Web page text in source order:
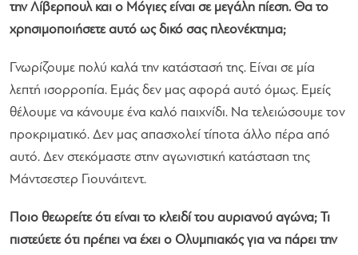
την Λίβερπουλ και ο Μόγιες είναι σε μεγάλη πίεση. Θα το
χρησιμοποιήσετε αυτό ως δικό σας πλεονέκτημα;
Γνωρίζουμε πολύ καλά την κατάστασή της. Είναι σε μία
λεπτή ισορροπία. Εμάς δεν μας αφορά αυτό όμως. Εμείς
θέλουμε να κάνουμε ένα καλό παιχνίδι. Να τελειώσουμε τον
προκριματικό. Δεν μας απασχολεί τίποτα άλλο πέρα από
αυτό. Δεν στεκόμαστε στην αγωνιστική κατάσταση της
Μάντσεστερ Γιουνάιτεντ.
Ποιο θεωρείτε ότι είναι το κλειδί του αυριανού αγώνα; Τι
πιστεύετε ότι πρέπει να έχει ο Ολυμπιακός για να πάρει την